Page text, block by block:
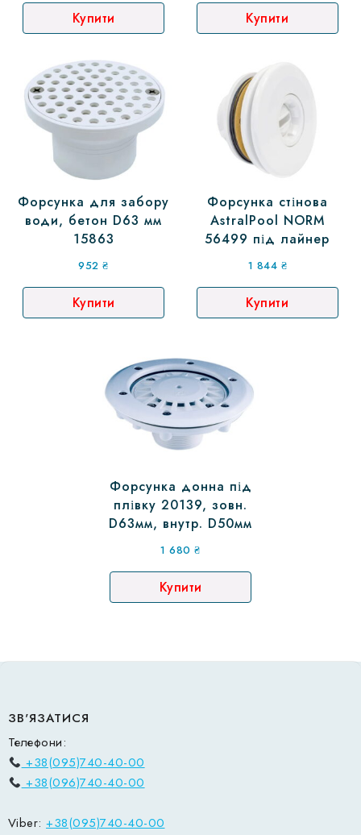
Купити Купити
Форсунка для забору
води, бетон D63 мм
15863
952₴
Купити
Форсунка стінова
AstralPool NORM
56499 під лайнер
1 844 ₴
Купити
Форсунка донна під
плівку 20139, зовн.
D63мм, внутр. D50мм
1 680₴
Купити
ЗВ'ЯЗАТИСЯ
Телефони:
+38(095)740-40-00
+38(096)740-40-00
Viber: +38(095)740-40-00